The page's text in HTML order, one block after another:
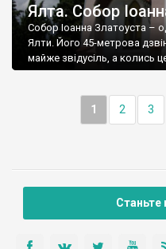
Ялта. Собор
Собор Іоанна Златоуста –
Ялти. Його 45-метрова
майже звідусіль, а колись
1 2 3